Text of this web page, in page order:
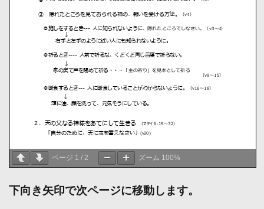
ページ 1 / 2 ズーム 100%
下向き矢印で次ページに移動します。